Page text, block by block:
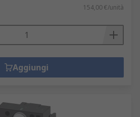
154,00 €/unità
Aggiungi